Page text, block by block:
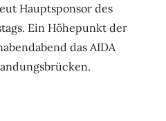
Hauptsponsor des
Ein Höhepunkt der
das AIDA